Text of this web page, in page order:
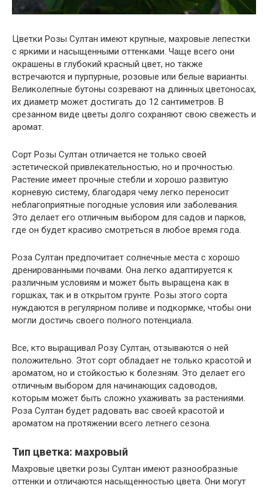
Цветки Розы Султан имеют крупные, махровые лепестки
с яркими и насыщенными оттенками. Чаще всего они
окрашены в глубокий красный цвет, но также
встречаются и пурпурные, розовые или белые варианты.
Великолепные бутоны созревают на длинных цветоносах,
их диаметр может достигать до 12 сантиметров. В
срезанном виде цветы долго сохраняют свою свежесть и
аромат.
Сорт Розы Султан отличается не только своей
эстетической привлекательностью, но и прочностью.
Растение имеет прочные стебли и хорошо развитую
корневую систему, благодаря чему легко переносит
неблагоприятные погодные условия или заболевания.
Это делает его отличным выбором для садов и парков,
где он будет красиво смотреться в любое время года.
Роза Султан предпочитает солнечные места с хорошо
дренированными почвами. Она легко адаптируется к
различным условиям и может быть выращена как в
горшках, так и в открытом грунте. Розы этого сорта
нуждаются в регулярном поливе и подкормке, чтобы они
могли достичь своего полного потенциала.
Все, кто выращивал Розу Султан, отзываются о ней
положительно. Этот сорт обладает не только красотой и
ароматом, но и стойкостью к болезням. Это делает его
отличным выбором для начинающих садоводов,
которым может быть сложно ухаживать за растениями.
Роза Султан будет радовать вас своей красотой и
ароматом на протяжении всего летнего сезона.
Тип цветка: махровый
Махровые цветки розы Султан имеют разнообразные
оттенки и отличаются насыщенностью цвета. Они могут